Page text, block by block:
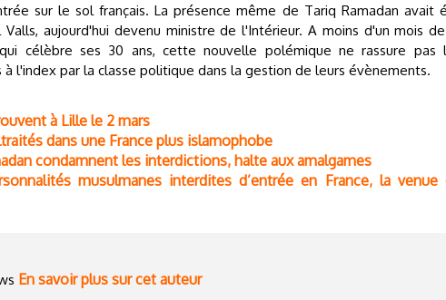
sur le sol français. La présence même de Tariq Ramadan avait
aujourd'hui devenu ministre de l'Intérieur. A moins d'un mois
célèbre ses 30 ans, cette nouvelle polémique ne rassure pas
l'index par la classe politique dans la gestion de leurs évènements.
à Lille le 2 mars
dans une France plus islamophobe
condamnent les interdictions, halte aux amalgames
musulmanes interdites d’entrée en France, la venue
En savoir plus sur cet auteur